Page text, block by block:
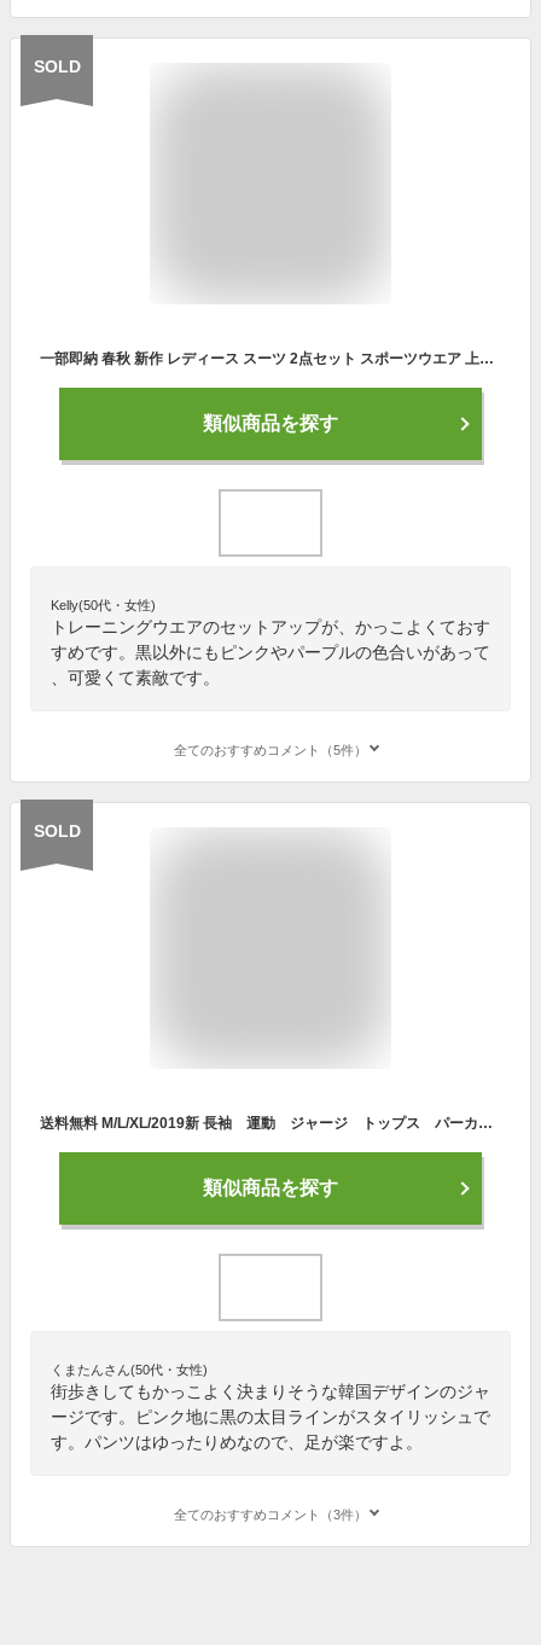
SOLD
一部即納 春秋 新作 レディース スーツ 2点セット スポーツウエア 上下セット レディース ジャージ セットアップ 運動着 長袖 バイカラー トレーニングウエア フード付き 運動会
類似商品を探す
Kelly(50代・女性)
トレーニングウエアのセットアップが、かっこよくておす
すめです。黒以外にもピンクやパープルの色合いがあって
、可愛くて素敵です。
全てのおすすめコメント（5件）
SOLD
送料無料 M/L/XL/2019新 長袖 運動 ジャージ トップス パーカー 韓国風 上下セット レディース ゆったり おしゃれ レース パンツ パーカー 高品質
類似商品を探す
くまたんさん(50代・女性)
街歩きしてもかっこよく決まりそうな韓国デザインのジャ
ージです。ピンク地に黒の太目ラインがスタイリッシュで
す。パンツはゆったりめなので、足が楽ですよ。
全てのおすすめコメント（3件）